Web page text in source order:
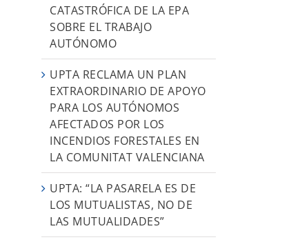
CATASTRÓFICA DE LA EPA
SOBRE EL TRABAJO
AUTÓNOMO
UPTA RECLAMA UN PLAN
EXTRAORDINARIO DE APOYO
PARA LOS AUTÓNOMOS
AFECTADOS POR LOS
INCENDIOS FORESTALES EN
LA COMUNITAT VALENCIANA
UPTA: “LA PASARELA ES DE
LOS MUTUALISTAS, NO DE
LAS MUTUALIDADES”